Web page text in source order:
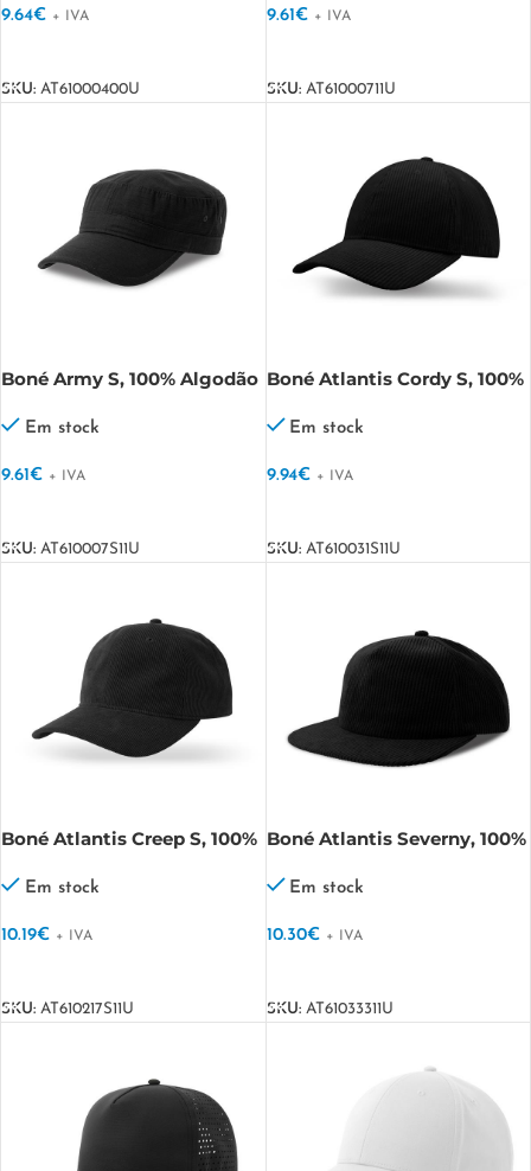
9.64€ + IVA
SKU: AT61000400U
9.61€ + IVA
SKU: AT61000711U
Boné Army S, 100% Algodão
Em stock
9.61€ + IVA
SKU: AT610007S11U
Boné Atlantis Cordy S, 100%
Em stock
9.94€ + IVA
SKU: AT610031S11U
Boné Atlantis Creep S, 100%
Em stock
10.19€ + IVA
SKU: AT610217S11U
Boné Atlantis Severny, 100%
Em stock
10.30€ + IVA
SKU: AT61033311U